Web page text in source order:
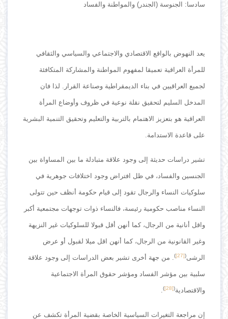
سادسا: الجنوسة (الجندر) والمواطنة والفساد
يعد النهوض بالواقع الاقتصادي والاجتماعي والسياسي والثقافي
للمرأة العراقية تعميقا لمفهوم المواطنة والمشاركة المتكافئة
لجميع العراقيين في بناء الديمقراطية وصناعة القرار. لذا فان
المدخل السليم لتحقيق نقلة نوعية في ظروف وأوضاع المرأة
العراقية هو بتعزيز الاهتمام بالتربية والتعليم وتحقيق التنمية البشرية
على قاعدة الاستدامة.
تشير دراسات حديثة إلى وجود علاقة متبادلة ما بين المساواة بين
الجنسين والفساد، في ظل افتراض وجود اختلافات جوهرية في
سلوكيات النساء والرجال تقود إلى قيام حكومة أنظف حين تتولى
النساء مناصب حكومية رئيسة، فالنساء ذوات توجهات مجتمعية أكبر
واقل أنانية من الرجال، كما أنهن أقل قبولا للسلوكيات غير النزيهة
وغير القانونية من الرجال، كما أنهن اقل ميلا لقبول أو عرض
الرشى(
[27]
). من جهة أخرى تشير بعض الدراسات إلى وجود علاقة
سلبية بين مؤشر الفساد ومؤشر حقوق المرأة الاجتماعية
والاقتصادية(
[28]
)
.
إن مراجعة التغيرات السياسية الخاصة بقضية المرأة تكشف عن